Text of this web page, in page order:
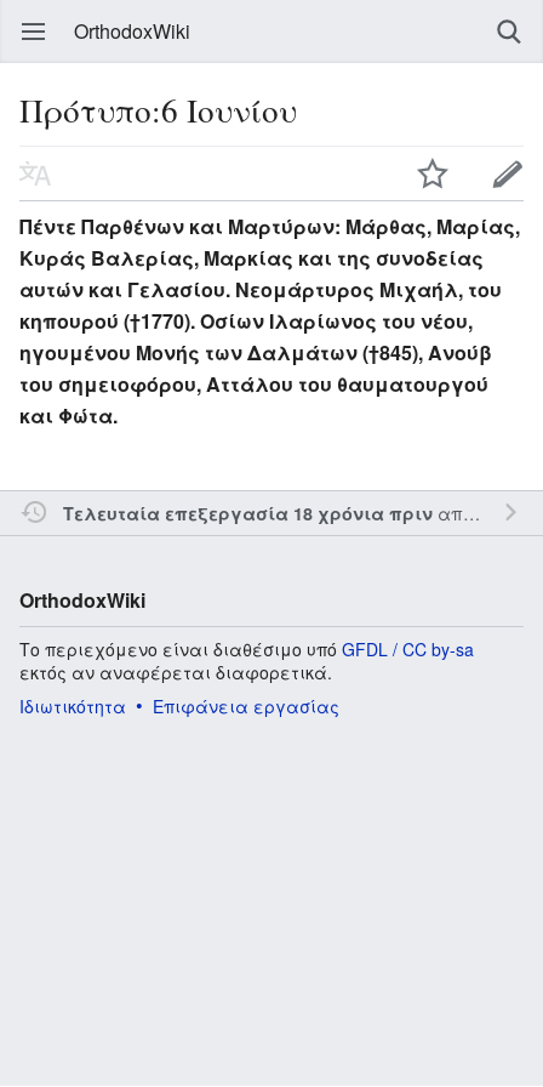
OrthodoxWiki
Πρότυπο:6 Ιουνίου
Πέντε Παρθένων και Μαρτύρων: Μάρθας, Μαρίας,
Κυράς Βαλερίας, Μαρκίας και της συνοδείας
αυτών και Γελασίου. Νεομάρτυρος Μιχαήλ, του
κηπουρού (†1770). Οσίων Ιλαρίωνος του νέου,
ηγουμένου Μονής των Δαλμάτων (†845), Ανούβ
του σημειοφόρου, Αττάλου του θαυματουργού
και Φώτα.
Τελευταία επεξεργασία 18 χρόνια πριναπό τον την
OrthodoxWiki
Το περιεχόμενο είναι διαθέσιμο υπό GFDL / CC by-sa
εκτός αν αναφέρεται διαφορετικά.
Ιδιωτικότητα
Επιφάνεια εργασίας